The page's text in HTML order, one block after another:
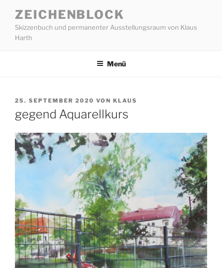
Inhalt
springen
ZEICHENBLOCK
Skizzenbuch und permanenter Ausstellungsraum von Klaus
Harth
Menü
VERÖFFENTLICHT
25. SEPTEMBER 2020 VON KLAUS
gegend Aquarellkurs